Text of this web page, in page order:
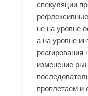
спекуляции
не на уровне
а на уровне
изменение
проплетаем и